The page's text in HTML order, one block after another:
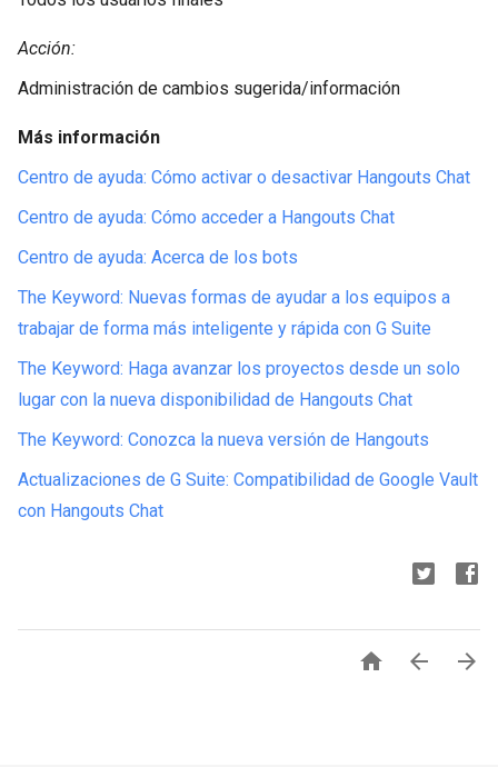
Acción:
Administración de cambios sugerida/información
Más información
Centro de ayuda: Cómo activar o desactivar Hangouts Chat
Centro de ayuda: Cómo acceder a Hangouts Chat
Centro de ayuda: Acerca de los bots
The Keyword: Nuevas formas de ayudar a los equipos a
trabajar de forma más inteligente y rápida con G Suite
The Keyword: Haga avanzar los proyectos desde un solo
lugar con la nueva disponibilidad de Hangouts Chat
The Keyword: Conozca la nueva versión de Hangouts
Actualizaciones de G Suite: Compatibilidad de Google Vault
con Hangouts Chat
  